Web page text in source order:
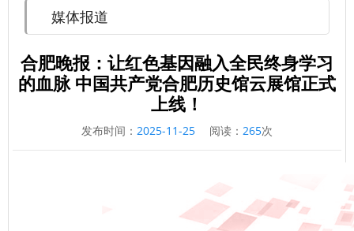
媒体报道
合肥晚报：让红色基因融入全民终身学习
的血脉 中国共产党合肥历史馆云展馆正式
上线！
发布时间： 2025-11-25 阅读： 265次